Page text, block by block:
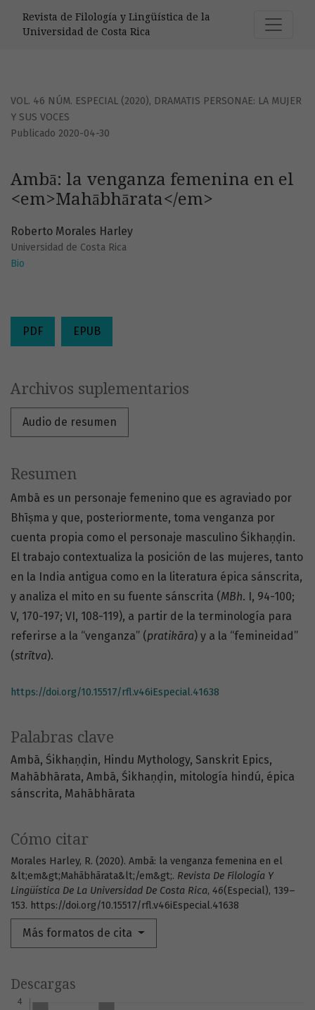
Revista de Filología y Lingüística de la
Universidad de Costa Rica
VOL. 46 NÚM. ESPECIAL (2020), DRAMATIS PERSONAE: LA MUJER
Y SUS VOCES
Ambā: la venganza femenina en el
<em>Mahābhārata</em>
Publicado 2020-04-30
Roberto Morales Harley
Universidad de Costa Rica
Bio
PDF EPUB
Archivos suplementarios
Audio de resumen
Palabras clave
Ambā Śikhaṇḍin Hindu Mythology Sanskrit Epics
Mahābhārata Ambā Śikhaṇḍin mitología hindú épica
sánscrita Mahābhārata
Cómo citar
Morales Harley, R. (2020). Ambā: la venganza femenina en el
&lt;em&gt;Mahābhārata&lt;/em&gt;. Revista De Filología Y
Lingüística De La Universidad De Costa Rica, 46(Especial), 139–
153. https://doi.org/10.15517/rfl.v46iEspecial.41638
Más formatos de cita
Resumen
Ambā es un personaje femenino que es agraviado por
Bhīṣma y que, posteriormente, toma venganza por
cuenta propia como el personaje masculino Śikhaṇḍin.
El trabajo contextualiza la posición de las mujeres, tanto
en la India antigua como en la literatura épica sánscrita,
y analiza el mito en su fuente sánscrita (MBh. I, 94-100;
V, 170-197; VI, 108-119), a partir de la terminología para
referirse a la “venganza” (pratikāra) y a la “femineidad”
(strītva).
https://doi.org/10.15517/rfl.v46iEspecial.41638
Descargas